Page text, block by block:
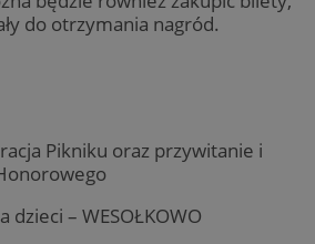
do otrzymania nagród.
Pikniku oraz przywitanie i
– WESOŁKOWO